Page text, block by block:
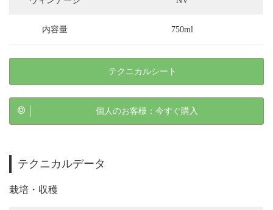
内容量 750ml
テクニカルシート
個人のお客様：今すぐ購入
テクニカルデータ
栽培・収穫